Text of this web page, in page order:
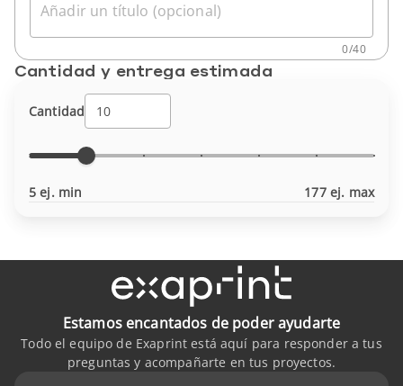
Añadir un título (opcional)
0/40
Cantidad y entrega estimada
Cantidad
5 ej. min 177 ej. max
Estamos encantados de poder ayudarte
Todo el equipo de Exaprint está aquí para responder a tus
preguntas y acompañarte en tus proyectos.